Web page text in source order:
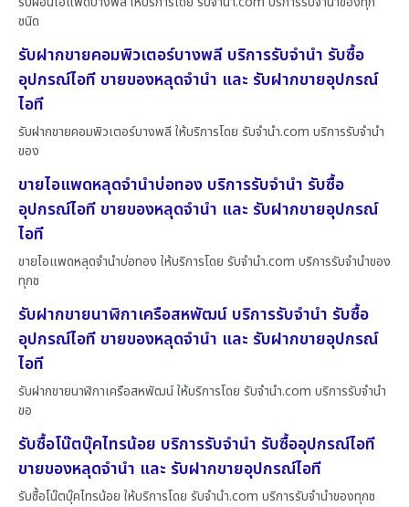
ชนิด
รับฝากขายคอมพิวเตอร์บางพลี บริการรับจำนำ รับซื้อ
อุปกรณ์ไอที ขายของหลุดจำนำ และ รับฝากขายอุปกรณ์
ไอที
รับฝากขายคอมพิวเตอร์บางพลี ให้บริการโดย รับจํานํา.com บริการรับจำนำ
ของ
ขายไอแพดหลุดจำนำบ่อทอง บริการรับจำนำ รับซื้อ
อุปกรณ์ไอที ขายของหลุดจำนำ และ รับฝากขายอุปกรณ์
ไอที
ขายไอแพดหลุดจำนำบ่อทอง ให้บริการโดย รับจํานํา.com บริการรับจำนำของ
ทุกช
รับฝากขายนาฬิกาเครือสหพัฒน์ บริการรับจำนำ รับซื้อ
อุปกรณ์ไอที ขายของหลุดจำนำ และ รับฝากขายอุปกรณ์
ไอที
รับฝากขายนาฬิกาเครือสหพัฒน์ ให้บริการโดย รับจํานํา.com บริการรับจำนำ
ขอ
รับซื้อโน๊ตบุ๊คไทรน้อย บริการรับจำนำ รับซื้ออุปกรณ์ไอที
ขายของหลุดจำนำ และ รับฝากขายอุปกรณ์ไอที
รับซื้อโน๊ตบุ๊คไทรน้อย ให้บริการโดย รับจํานํา.com บริการรับจำนำของทุกช